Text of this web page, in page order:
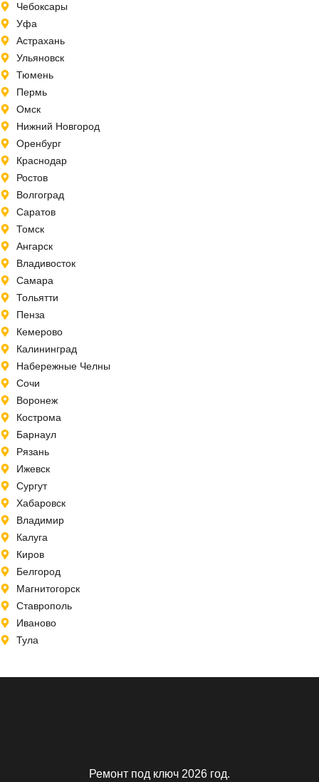
Чебоксары
Уфа
Астрахань
Ульяновск
Тюмень
Пермь
Омск
Нижний Новгород
Оренбург
Краснодар
Ростов
Волгоград
Саратов
Томск
Ангарск
Владивосток
Самара
Тольятти
Пенза
Кемерово
Калининград
Набережные Челны
Сочи
Воронеж
Кострома
Барнаул
Рязань
Ижевск
Сургут
Хабаровск
Владимир
Калуга
Киров
Белгород
Магнитогорск
Ставрополь
Иваново
Тула
Ремонт под ключ 2026 год.